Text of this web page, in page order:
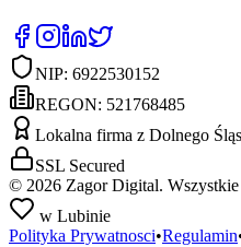
NIP: 6922530152
REGON: 521768485
Lokalna firma z Dolnego
SSL Secured
© 2026 Zagor Digital. Wszystkie
w Lubinie
Polityka Prywatnosci•Regulamin